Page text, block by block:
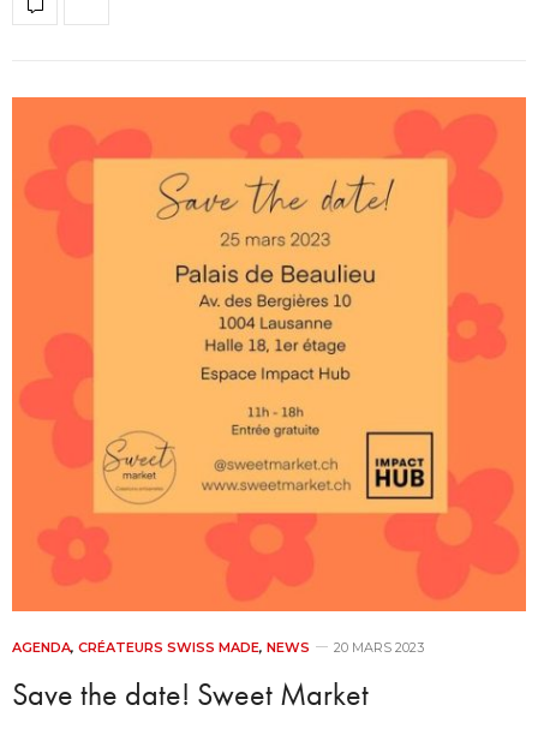
AGENDA, CRÉATEURS SWISS MADE, NEWS 20 MARS 2023
Save the date! Sweet Market